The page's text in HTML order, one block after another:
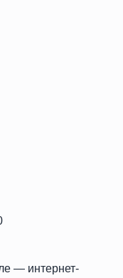
— интернет-